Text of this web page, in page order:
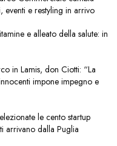
eventi e restyling in arrivo
e alleato della salute: in
in Lamis, don Ciotti: “La
impone impegno e
le cento startup
arrivano dalla Puglia